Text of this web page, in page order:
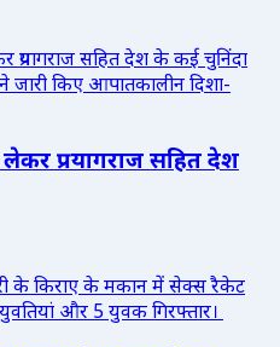
प्रयागराज सहित देश